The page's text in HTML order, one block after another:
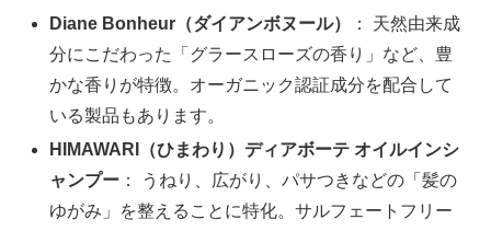
Diane Bonheur（ダイアンボヌール）
： 天然由来成
分にこだわった「グラースローズの香り」など、豊
かな香りが特徴。オーガニック認証成分を配合して
いる製品もあります。
HIMAWARI（ひまわり）ディアボーテ オイルインシ
ャンプー ： うねり、広がり、パサつきなどの「髪の
ゆがみ」を整えることに特化。サルフェートフリー